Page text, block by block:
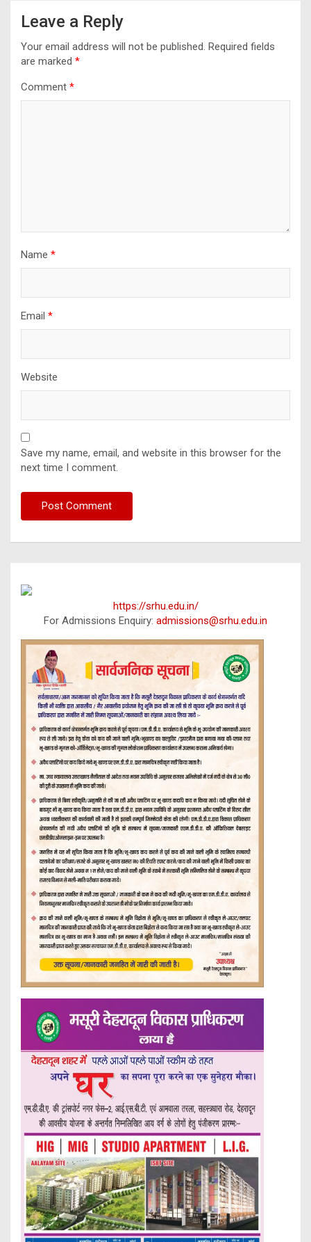
Leave a Reply
Your email address will not be published. Required fields
are marked *
Comment *
Name *
Email *
Website
Save my name, email, and website in this browser for the
next time I comment.
https://srhu.edu.in/
For Admissions Enquiry: admissions@srhu.edu.in